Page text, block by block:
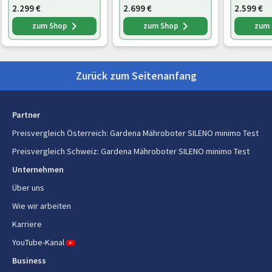
Batterielebensdauer (max.) 65 min
2.299€
zum Shop
2.699€
zum Shop
2.599€
Zurück zum Seitenanfang
Partner
Preisvergleich Österreich: Gardena Mähroboter SILENO minimo Test
Preisvergleich Schweiz: Gardena Mähroboter SILENO minimo Test
Unternehmen
Über uns
Wie wir arbeiten
Karriere
YouTube-Kanal
Business